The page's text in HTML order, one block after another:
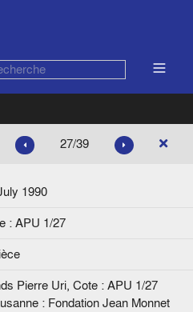
27/39
1990
: APU 1/27
Pierre Uri, Cote : APU 1/27
: Fondation Jean Monnet